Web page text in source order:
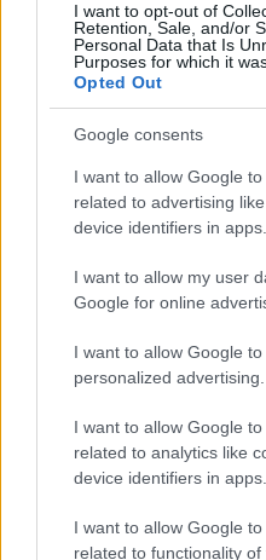
I want to opt-out of
Retention, Sale, and/or
Personal Data that Is
Purposes for which it
Opted Out
Google consents
I want to allow Google
related to advertising
device identifiers in apps.
I want to allow my user
Google for online
I want to allow Google
personalized advertising.
I want to allow Google
related to analytics like
device identifiers in apps.
I want to allow Google
related to functionality of